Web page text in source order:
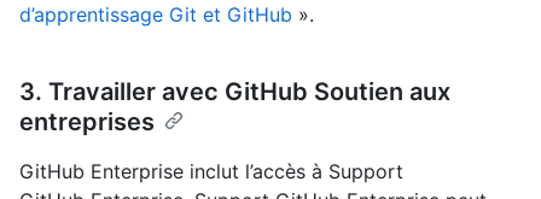
d’apprentissage Git et GitHub ».
3. Travailler avec GitHub Soutien aux
entreprises
GitHub Enterprise inclut l’accès à Support